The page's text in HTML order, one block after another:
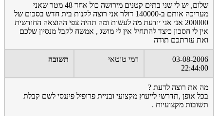
שלום, יש לי שני בתים קטנים מירושה כול אחד 48 מטר שאני
מעריכה אותם ב-140000 דולר אני רוצה לקנות בית חדש בסכום של
200000 אני אני יודעת מה לעשות ומה תהיה צפי ההוצאה החודשית
אין לי חסכון כיצד להתחיל אין לי מושג , אמשח לקבל מנסיון שלכם
ואת עזרתכם תודה
03-08-2006
22:44:00
רמי טוטאי תשובה
מה את רוצה לדעת ?
בכל אופן ,תדרשי לייעוץ מקצועי ובניית פרופיל פיננסי לשם קבלת
תשובות מקצועיות .